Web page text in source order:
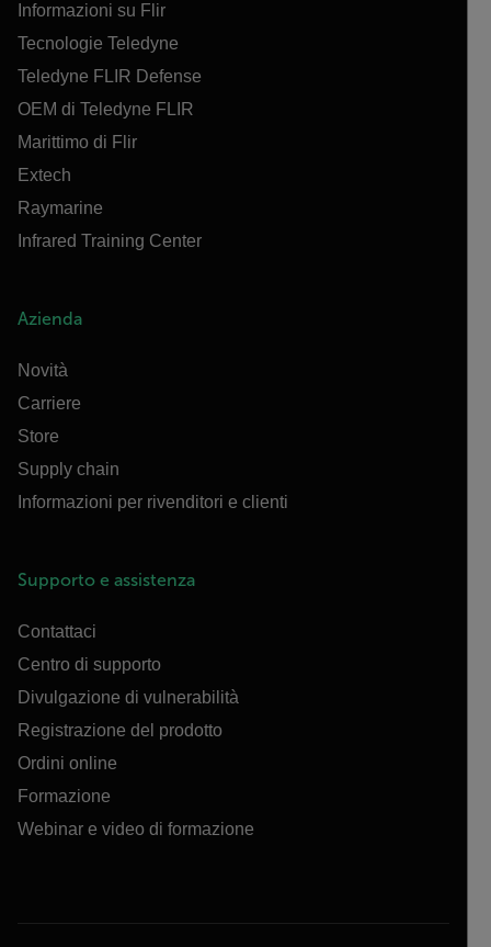
Informazioni su Flir
Tecnologie Teledyne
Teledyne FLIR Defense
OEM di Teledyne FLIR
Marittimo di Flir
Extech
Raymarine
Infrared Training Center
Azienda
Novità
Carriere
Store
Supply chain
Informazioni per rivenditori e clienti
Supporto e assistenza
Contattaci
Centro di supporto
Divulgazione di vulnerabilità
Registrazione del prodotto
Ordini online
Formazione
Webinar e video di formazione